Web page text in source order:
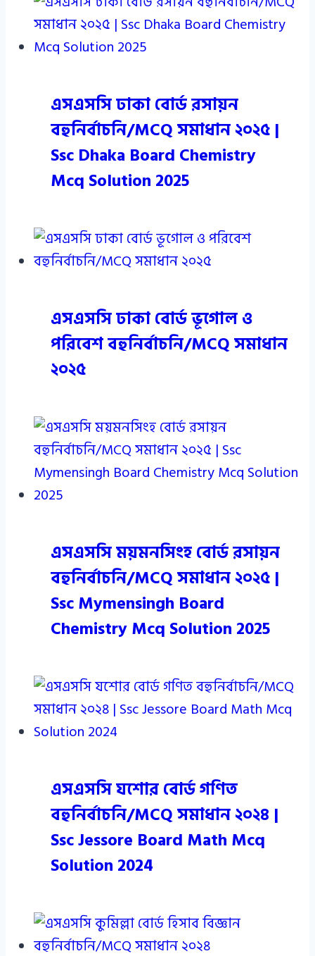
এসএসসি ঢাকা বোর্ড রসায়ন
বহুনির্বাচনি/MCQ সমাধান ২০২৫ |
Ssc Dhaka Board Chemistry
Mcq Solution 2025
এসএসসি ঢাকা বোর্ড ভূগোল ও
পরিবেশ বহুনির্বাচনি/MCQ সমাধান
২০২৫
এসএসসি ময়মনসিংহ বোর্ড রসায়ন
বহুনির্বাচনি/MCQ সমাধান ২০২৫ |
Ssc Mymensingh Board
Chemistry Mcq Solution 2025
এসএসসি যশোর বোর্ড গণিত
বহুনির্বাচনি/MCQ সমাধান ২০২৪ |
Ssc Jessore Board Math Mcq
Solution 2024